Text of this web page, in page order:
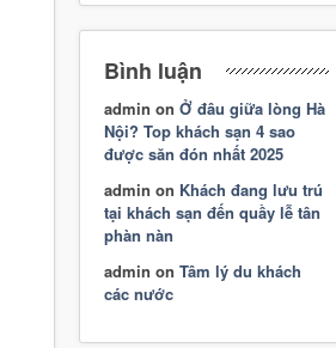
Bình luận
admin on Ở đâu giữa lòng Hà
Nội? Top khách sạn 4 sao
được săn đón nhất 2025
admin on Khách đang lưu trú
tại khách sạn đến quầy lễ tân
phàn nàn
admin on Tâm lý du khách
các nước